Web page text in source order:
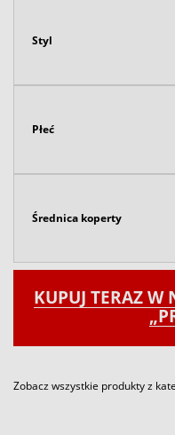
Styl
Płeć
Średnica koperty
KUPUJ TERAZ W
Zobacz wszystkie produkty z